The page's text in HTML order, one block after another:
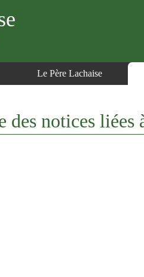
Le Père Lachaise
des notices